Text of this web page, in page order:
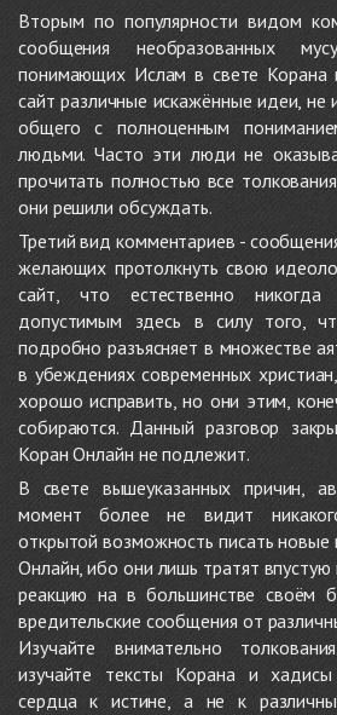
Вторым по популярности видом
сообщения необразованных
понимающих Ислам в свете Корана
сайт различные искажённые идеи,
общего с полноценным
людьми. Часто эти люди не
прочитать полностью все
они решили обсуждать.
Третий вид комментариев -
желающих протолкнуть свою
сайт, что естественно
допустимым здесь в силу того,
подробно разъясняет в множестве
в убеждениях современных
хорошо исправить, но они этим,
собираются. Данный разговор
Коран Онлайн не подлежит.
В свете вышеуказанных причин,
момент более не видит
открытой возможность писать
Онлайн, ибо они лишь тратят
реакцию на в большинстве своём
вредительские сообщения от
Изучайте внимательно
изучайте тексты Корана и
сердца к истине, а не к